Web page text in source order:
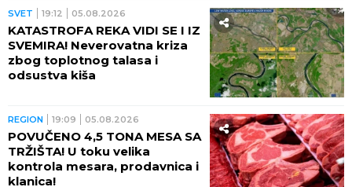
SVET 19:12 05.08.2026
KATASTROFA REKA VIDI SE I IZ
SVEMIRA! Neverovatna kriza
zbog toplotnog talasa i
odsustva kiša
REGION 19:09 05.08.2026
POVUČENO 4,5 TONA MESA SA
TRŽIŠTA! U toku velika
kontrola mesara, prodavnica i
klanica!